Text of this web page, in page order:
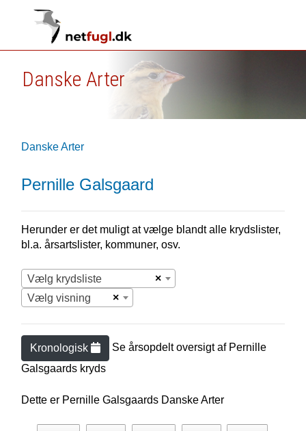
Danske Arter
Danske Arter
Pernille Galsgaard
Herunder er det muligt at vælge blandt alle krydslister,
bl.a. årsartslister, kommuner, osv.
×
Vælg krydsliste
×
Vælg visning
Kronologisk Se årsopdelt oversigt af Pernille
Galsgaards kryds
Dette er Pernille Galsgaards Danske Arter